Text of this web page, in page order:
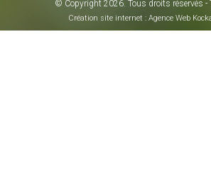
© Copyright 2026. Tous droits réservés -
Création site internet : Agence Web